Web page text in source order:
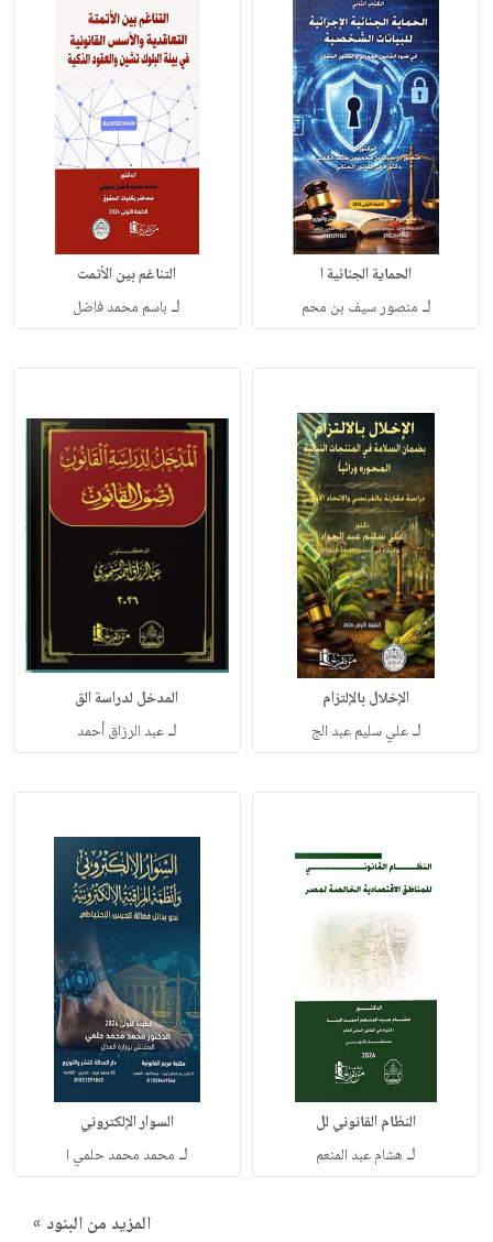
الحماية الجنائية ا
لـ منصور سيف بن محم
التناغم بين الأتمت
لـ باسم محمد فاضل
الإخلال بالإلتزام
لـعلي سليم عبد الج
المدخل لدراسة الق
لـعبد الرزاق أحمد
النظام القانوني لل
لـ هشام عبد المنعم
السوار الإلكتروني
لـ محمد محمد حلمي ا
المزيد من البنود »